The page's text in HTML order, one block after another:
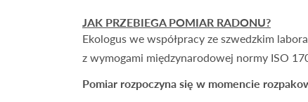
JAK PRZEBIEGA POMIAR RADONU?
Ekologus we współpracy ze szwedzkim
z wymogami międzynarodowej normy ISO
Pomiar rozpoczyna się w momencie